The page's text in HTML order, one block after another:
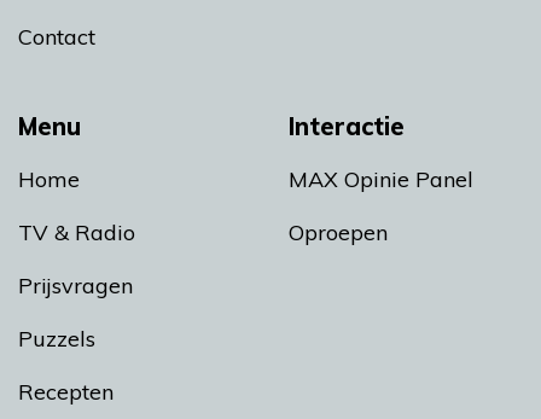
Menu
Home
TV & Radio
Prijsvragen
Puzzels
Recepten
Interactie
MAX Opinie Panel
Oproepen
Contact